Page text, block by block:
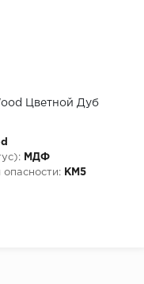
ряда:
Цветной Дуб
МДФ
КМ5